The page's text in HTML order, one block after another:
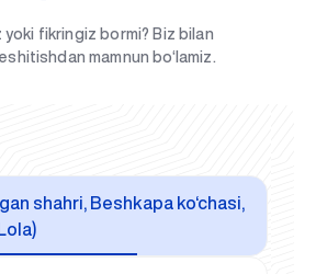
fikringiz bormi? Biz bilan
mamnun bo‘lamiz.
shahri, Beshkapa ko‘chasi,